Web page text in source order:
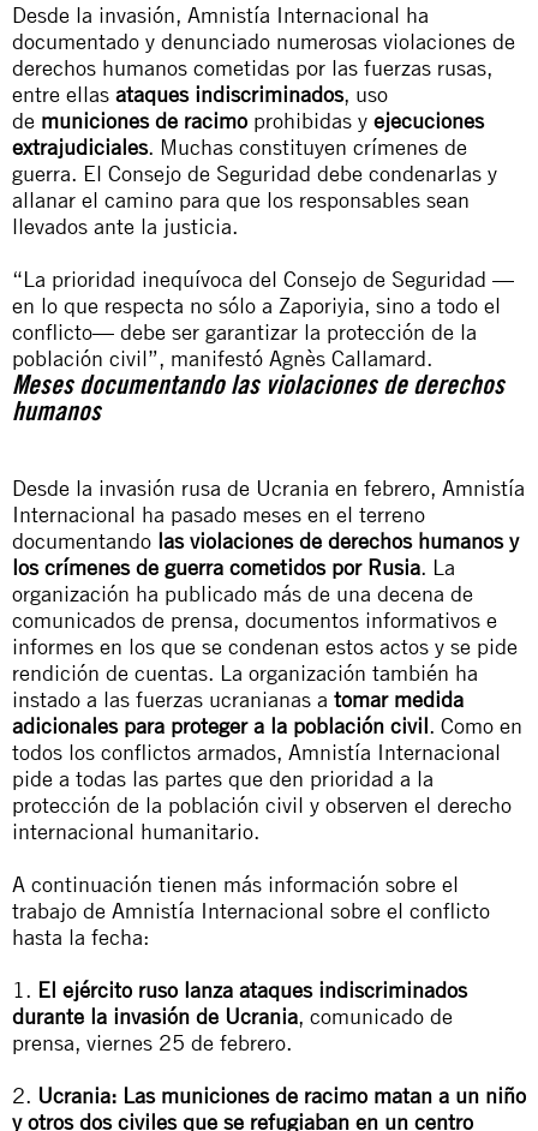
Desde la invasión, Amnistía Internacional ha
documentado y denunciado numerosas violaciones de
derechos humanos cometidas por las fuerzas rusas,
entre ellas ataques indiscriminados, uso
de municiones de racimo prohibidas y ejecuciones
extrajudiciales. Muchas constituyen crímenes de
guerra. El Consejo de Seguridad debe condenarlas y
allanar el camino para que los responsables sean
llevados ante la justicia.
“La prioridad inequívoca del Consejo de Seguridad —
en lo que respecta no sólo a Zaporiyia, sino a todo el
conflicto— debe ser garantizar la protección de la
población civil”, manifestó Agnès Callamard.
Meses documentando las violaciones de derechos
humanos
Desde la invasión rusa de Ucrania en febrero, Amnistía
Internacional ha pasado meses en el terreno
documentando las violaciones de derechos humanos y
los crímenes de guerra cometidos por Rusia. La
organización ha publicado más de una decena de
comunicados de prensa, documentos informativos e
informes en los que se condenan estos actos y se pide
rendición de cuentas. La organización también ha
instado a las fuerzas ucranianas a tomar medida
adicionales para proteger a la población civil. Como en
todos los conflictos armados, Amnistía Internacional
pide a todas las partes que den prioridad a la
protección de la población civil y observen el derecho
internacional humanitario.
A continuación tienen más información sobre el
trabajo de Amnistía Internacional sobre el conflicto
hasta la fecha:
1. El ejército ruso lanza ataques indiscriminados
durante la invasión de Ucrania, comunicado de
prensa, viernes 25 de febrero.
2. Ucrania: Las municiones de racimo matan a un niño
y otros dos civiles que se refugiaban en un centro